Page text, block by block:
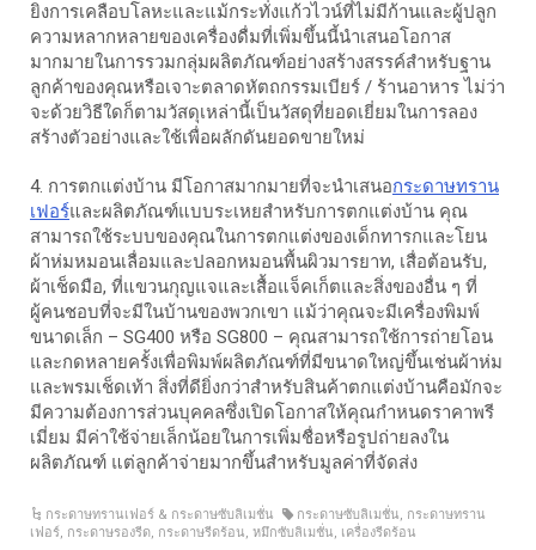
ยิงการเคลือบโลหะและแม้กระทั่งแก้วไวน์ที่ไม่มีก้านและผู้ปลูก
ความหลากหลายของเครื่องดื่มที่เพิ่มขึ้นนี้นำเสนอโอกาส
มากมายในการรวมกลุ่มผลิตภัณฑ์อย่างสร้างสรรค์สำหรับฐาน
ลูกค้าของคุณหรือเจาะตลาดหัตถกรรมเบียร์ / ร้านอาหาร ไม่ว่า
จะด้วยวิธีใดก็ตามวัสดุเหล่านี้เป็นวัสดุที่ยอดเยี่ยมในการลอง
สร้างตัวอย่างและใช้เพื่อผลักดันยอดขายใหม่
4. การตกแต่งบ้าน มีโอกาสมากมายที่จะนำเสนอกระดาษทราน
เฟอร์และผลิตภัณฑ์แบบระเหยสำหรับการตกแต่งบ้าน คุณ
สามารถใช้ระบบของคุณในการตกแต่งของเด็กทารกและโยน
ผ้าห่มหมอนเลื่อมและปลอกหมอนพื้นผิวมารยาท, เสื่อต้อนรับ,
ผ้าเช็ดมือ, ที่แขวนกุญแจและเสื้อแจ็คเก็ตและสิ่งของอื่น ๆ ที่
ผู้คนชอบที่จะมีในบ้านของพวกเขา แม้ว่าคุณจะมีเครื่องพิมพ์
ขนาดเล็ก – SG400 หรือ SG800 – คุณสามารถใช้การถ่ายโอน
และกดหลายครั้งเพื่อพิมพ์ผลิตภัณฑ์ที่มีขนาดใหญ่ขึ้นเช่นผ้าห่ม
และพรมเช็ดเท้า สิ่งที่ดียิ่งกว่าสำหรับสินค้าตกแต่งบ้านคือมักจะ
มีความต้องการส่วนบุคคลซึ่งเปิดโอกาสให้คุณกำหนดราคาพรี
เมี่ยม มีค่าใช้จ่ายเล็กน้อยในการเพิ่มชื่อหรือรูปถ่ายลงใน
ผลิตภัณฑ์ แต่ลูกค้าจ่ายมากขึ้นสำหรับมูลค่าที่จัดส่ง
กระดาษทรานเฟอร์ & กระดาษซับลิเมชั่น กระดาษซับลิเมชั่น, กระดาษทราน
เฟอร์, กระดาษรองรีด, กระดาษรีดร้อน, หมึกซับลิเมชั่น, เครื่องรีดร้อน